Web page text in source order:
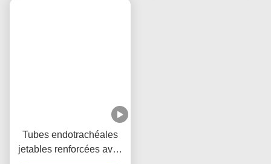
Tubes endotrachéales
jetables renforcées avec